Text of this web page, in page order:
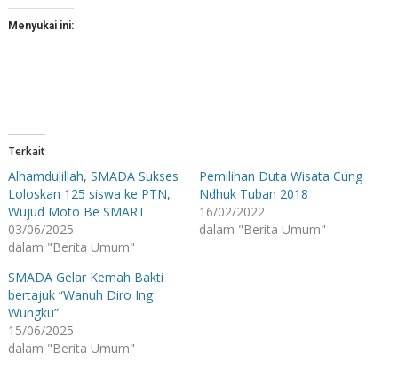
Menyukai ini:
Terkait
Alhamdulillah, SMADA Sukses
Loloskan 125 siswa ke PTN,
Wujud Moto Be SMART
03/06/2025
dalam "Berita Umum"
Pemilihan Duta Wisata Cung
Ndhuk Tuban 2018
16/02/2022
dalam "Berita Umum"
SMADA Gelar Kemah Bakti
bertajuk “Wanuh Diro Ing
Wungku”
15/06/2025
dalam "Berita Umum"